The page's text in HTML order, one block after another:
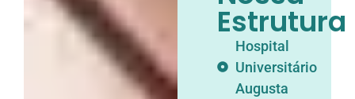
Estrutura
Hospital
Universitário
Augusta